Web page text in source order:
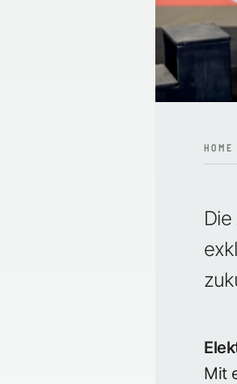
HOME
Die
Mit